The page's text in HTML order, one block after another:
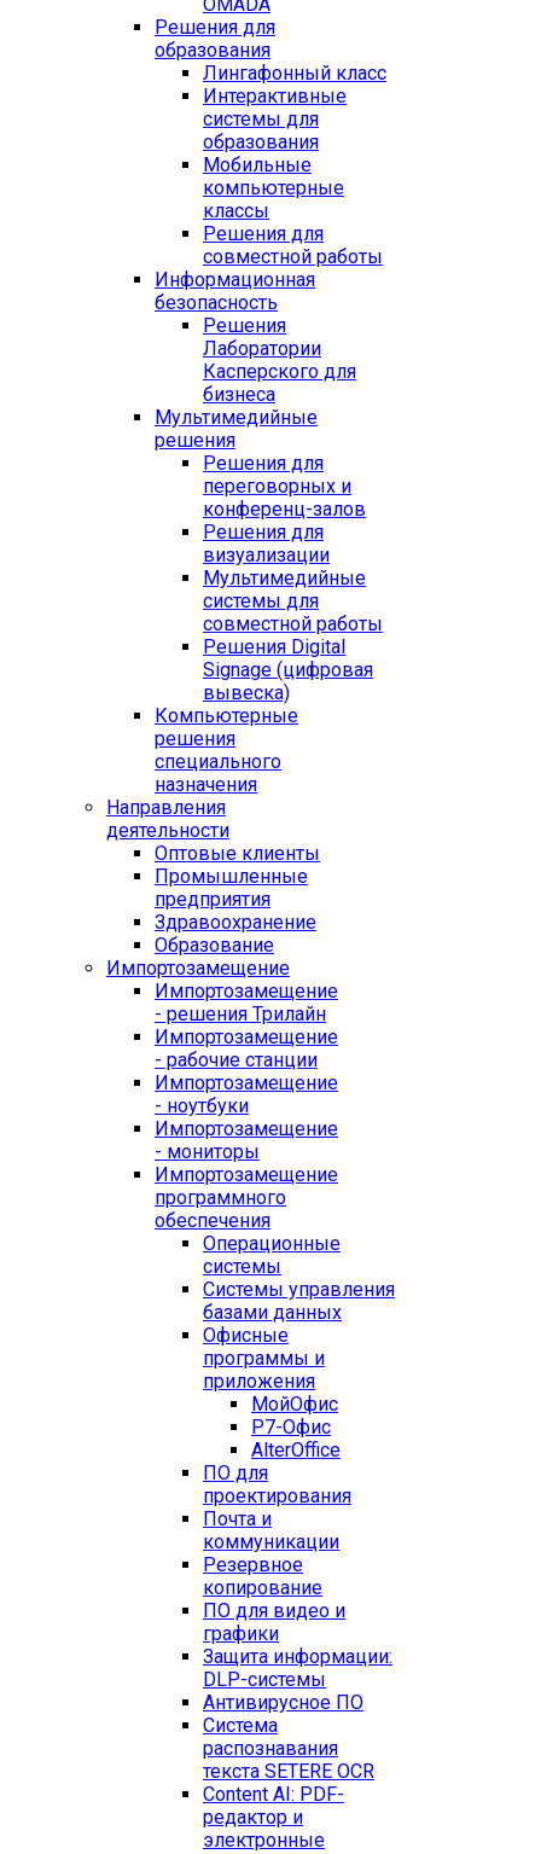
Решения для
образования
Лингафонный класс
Интерактивные
системы для
образования
Мобильные
компьютерные
классы
Решения для
совместной работы
Информационная
безопасность
Решения
Лаборатории
Касперского для
бизнеса
Мультимедийные
решения
Решения для
переговорных и
конференц-залов
Решения для
визуализации
Мультимедийные
системы для
совместной работы
Решения Digital
Signage (цифровая
вывеска)
Компьютерные
решения
специального
назначения
Направления
деятельности
Оптовые клиенты
Промышленные
предприятия
Здравоохранение
Образование
Импортозамещение
Импортозамещение
- решения Трилайн
Импортозамещение
- рабочие станции
Импортозамещение
- ноутбуки
Импортозамещение
- мониторы
Импортозамещение
программного
обеспечения
Операционные
системы
Системы управления
базами данных
Офисные
программы и
приложения
МойОфис
Р7-Офис
AlterOffice
ПО для
проектирования
Почта и
коммуникации
Резервное
копирование
ПО для видео и
графики
Защита информации:
DLP-системы
Антивирусное ПО
Система
распознавания
текста SETERE OCR
Content AI: PDF-
редактор и
электронные